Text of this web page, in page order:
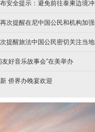
安全提示：避免前往泰柬边境
次提醒在尼中国公民和机构加
提醒旅法中国公民密切关注当
好音乐故事会”在美举办
侨界办晚宴欢迎